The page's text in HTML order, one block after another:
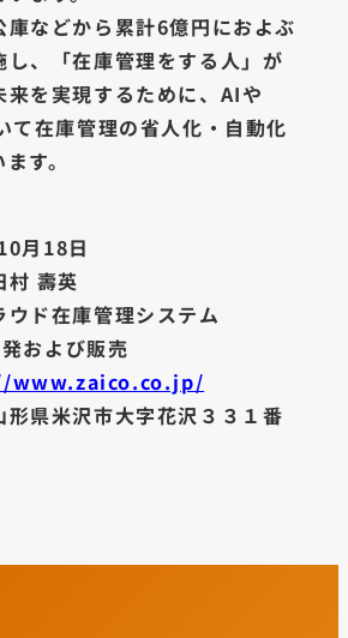
庫などから累計6億円におよぶ
し、「在庫管理をする人」が
来を実現するために、AIや
て在庫管理の省人化・自動化
す。
月18日
村 壽英
ド在庫管理システム
および販売
www.zaico.co.jp/
形県米沢市大字花沢３３１番